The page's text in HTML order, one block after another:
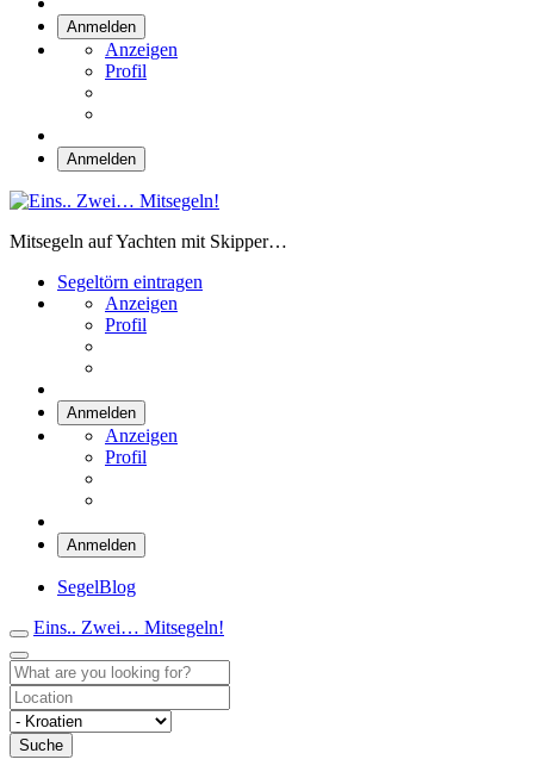
Anmelden
Anzeigen
Profil
Anmelden
Mitsegeln auf Yachten mit Skipper…
Segeltörn eintragen
Anzeigen
Profil
Anmelden
Anzeigen
Profil
Anmelden
SegelBlog
Eins.. Zwei… Mitsegeln!
Suche